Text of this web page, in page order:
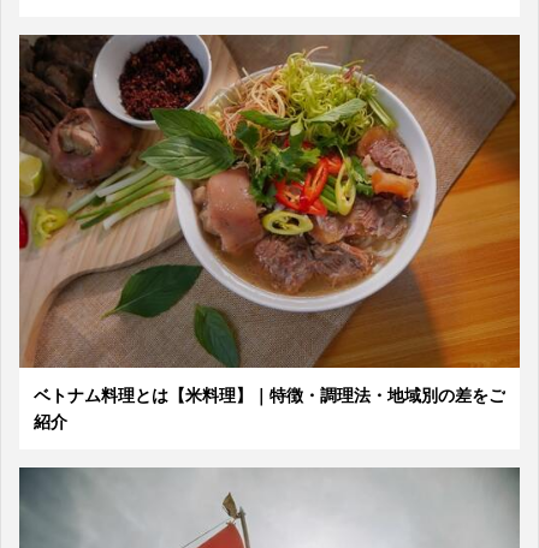
ベトナム料理とは【米料理】｜特徴・調理法・地域別の差をご
紹介